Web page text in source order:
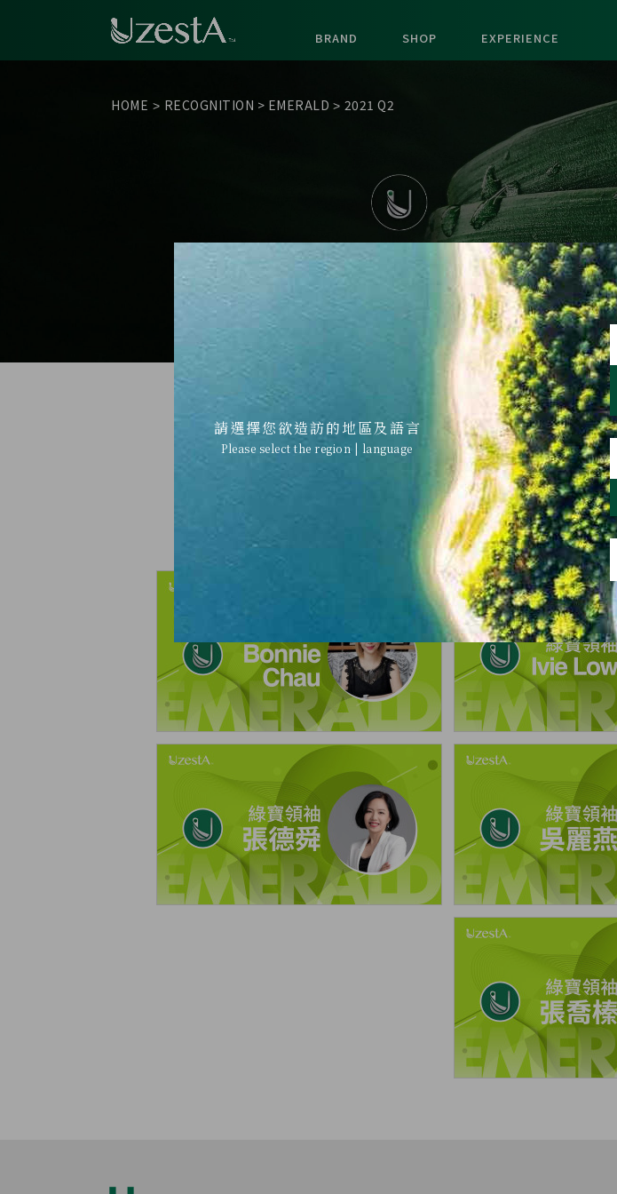
BRAND SHOP EXPERIENCE
HOME > RECOGNITION > EMERALD > 2021 Q2
2021 2022 2023
Quarter 3
請選擇您欲造訪的地區及語言
Please select the region | language